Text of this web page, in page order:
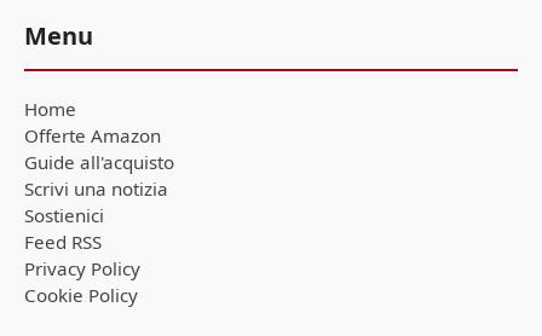
Menu
Home
Offerte Amazon
Guide all'acquisto
Scrivi una notizia
Sostienici
Feed RSS
Privacy Policy
Cookie Policy